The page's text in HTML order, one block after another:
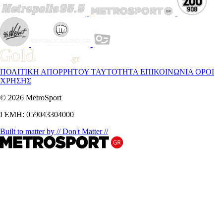
ΠΟΛΙΤΙΚΗ ΑΠΟΡΡΗΤΟΥ ΤΑΥΤΟΤΗΤΑ ΕΠΙΚΟΙΝΩΝΙΑ ΟΡΟΙ
ΧΡΗΣΗΣ
© 2026 MetroSport
ΓΕΜΗ: 059043304000
Built to matter by // Don't Matter //